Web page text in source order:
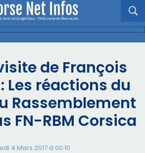
de François
Les réactions du
Rassemblement
FN-RBM Corsica
4 Mars 2017 à 00:10